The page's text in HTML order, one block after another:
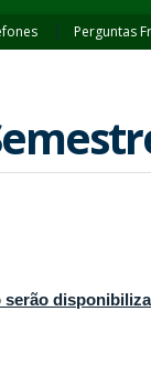
Perguntas